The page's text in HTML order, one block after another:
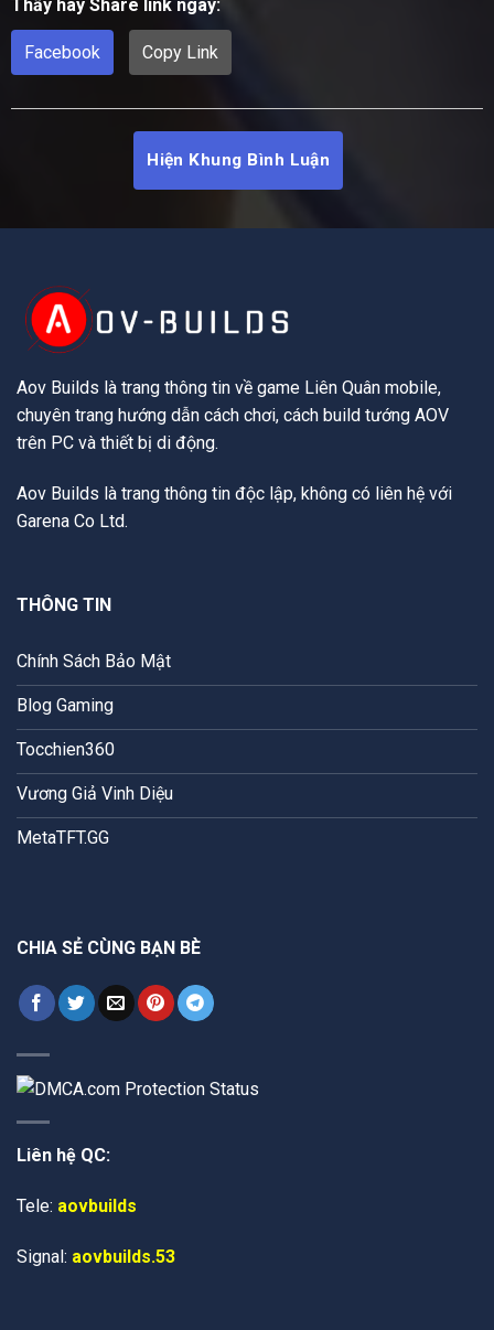
Thấy hay Share link ngay:
Facebook Copy Link
Hiện Khung Bình Luận
Aov Builds là trang thông tin về game Liên Quân mobile,
chuyên trang hướng dẫn cách chơi, cách build tướng AOV
trên PC và thiết bị di động.
Aov Builds là trang thông tin độc lập, không có liên hệ với
Garena Co Ltd.
THÔNG TIN
Chính Sách Bảo Mật
Blog Gaming
Tocchien360
Vương Giả Vinh Diệu
MetaTFT.GG
CHIA SẺ CÙNG BẠN BÈ
Liên hệ QC:
Tele: aovbuilds
Signal: aovbuilds.53